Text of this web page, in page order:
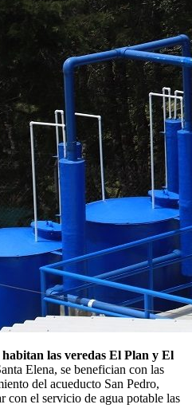
las veredas El Plan y El
Elena, se benefician con las
del acueducto San Pedro,
con el servicio de agua potable las